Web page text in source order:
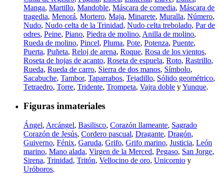
Manga, Martillo, Mandoble, Máscara de comedia, Máscara de
tragedia, Menorá, Mortero, Maja, Minarete, Muralla, Número,
Nudo, Nudo celta de la Trinidad, Nudo celta trebolado, Par de
odres, Peine, Piano, Piedra de molino, Anilla de molino,
Rueda de molino, Pincel, Pluma, Pote, Potenza, Puente,
Puerta, Puñeta, Reloj de arena, Roque, Rosa de los vientos,
Roseta de hojas de acanto, Roseta de espuela, Roto, Rastrillo,
Rueda, Rueda de carro, Sierra de dos manos, Símbolo,
Sacabuche, Tambor, Taparrabos, Tejadillo, Sólido geométrico,
Tetraedro, Torre, Tridente, Trompeta, Vajra doble yYunque.
Figuras inmateriales
Ángel, Arcángel, Basilisco, Corazón llameante, Sagrado
Corazón de Jesús, Cordero pascual, Dragante, Dragón,
Guiverno, Fénix, Garuda, Grifo, Grifo marino, Justicia, León
marino, Mano alada, Virgen de la Merced, Pegaso, San Jorge,
Sirena, Trinidad, Tritón, Vellocino de oro, Unicornio y
Uróboros.